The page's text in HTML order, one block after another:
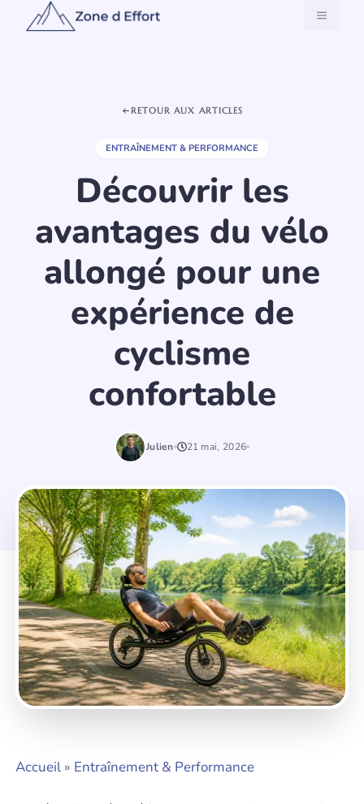
MENU
RETOUR AUX ARTICLES
ENTRAÎNEMENT & PERFORMANCE
Découvrir les
avantages du vélo
allongé pour une
expérience de
cyclisme
confortable
Julien 21 mai, 2026
Accueil » Entraînement & Performance